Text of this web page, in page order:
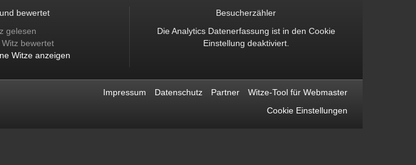
bewertet
gelesen
bewertet
Witze anzeigen
Besucherzähler
Die Analytics Datenerfassung ist in den Cookie
Einstellung deaktiviert.
Impressum Datenschutz Partner
Witze-Tool für Webmaster
Cookie Einstellungen